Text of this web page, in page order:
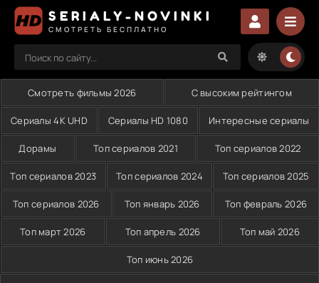
SERIALY-NOVINKI
СМОТРЕТЬ БЕСПЛАТНО
Смотреть фильмы 2026 С высоким рейтингом
Сериалы 4K UHD Сериалы HD 1080 Интересные сериалы
Дорамы Топ сериалов 2021 Топ сериалов 2022
Топ сериалов 2023 Топ сериалов 2024 Топ сериалов 2025
Топ сериалов 2026 Топ январь 2026 Топ февраль 2026
Топ март 2026 Топ апрель 2026 Топ май 2026
Топ июнь 2026